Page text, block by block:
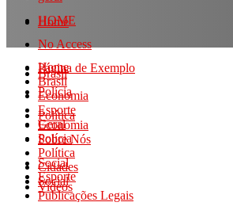
HOME
No Access
Página de Exemplo
Polícia
Política
Sobre Nós
Social
Videos
Home
Brasil
Economia
Esporte
Home
Brasil
Economia
Esporte
Geral
Polícia
Política
Cidades
Social
Publicações Legais